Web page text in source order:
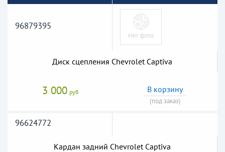
96879395
Диск сцепления Chevrolet Captiva
3 000 руб В корзину
(под заказ)
96624772
Кардан задний Chevrolet Captiva